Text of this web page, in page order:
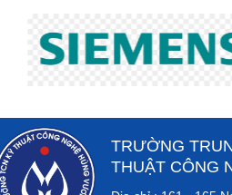
TRƯỜNG
THUẬT CÔNG